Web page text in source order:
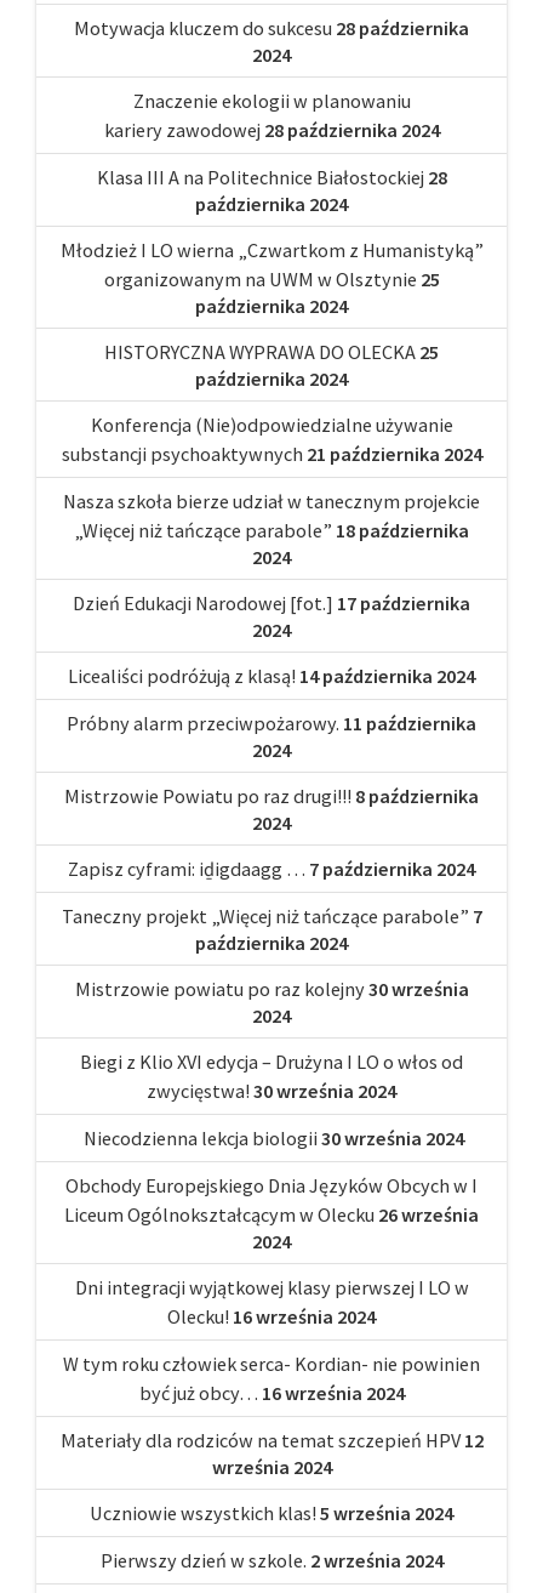
Motywacja kluczem do sukcesu 28 października
2024
Znaczenie ekologii w planowaniu
kariery zawodowej 28 października 2024
Klasa III A na Politechnice Białostockiej 28
października 2024
Młodzież I LO wierna „Czwartkom z Humanistyką”
organizowanym na UWM w Olsztynie 25
października 2024
HISTORYCZNA WYPRAWA DO OLECKA 25
października 2024
Konferencja (Nie)odpowiedzialne używanie
substancji psychoaktywnych 21 października 2024
Nasza szkoła bierze udział w tanecznym projekcie
„Więcej niż tańczące parabole” 18 października
2024
Dzień Edukacji Narodowej [fot.] 17 października
2024
Licealiści podróżują z klasą! 14 października 2024
Próbny alarm przeciwpożarowy. 11 października
2024
Mistrzowie Powiatu po raz drugi!!! 8 października
2024
Zapisz cyframi: iḏigdaagg … 7 października 2024
Taneczny projekt „Więcej niż tańczące parabole” 7
października 2024
Mistrzowie powiatu po raz kolejny30 września
2024
Biegi z Klio XVI edycja – Drużyna I LO o włos od
zwycięstwa! 30 września 2024
Niecodzienna lekcja biologii 30 września 2024
Obchody Europejskiego Dnia Języków Obcych w I
Liceum Ogólnokształcącym w Olecku 26 września
2024
Dni integracji wyjątkowej klasy pierwszej I LO w
Olecku! 16 września 2024
W tym roku człowiek serca- Kordian- nie powinien
być już obcy… 16 września 2024
Materiały dla rodziców na temat szczepień HPV 12
września 2024
Uczniowie wszystkich klas! 5 września 2024
Pierwszy dzień w szkole. 2 września 2024